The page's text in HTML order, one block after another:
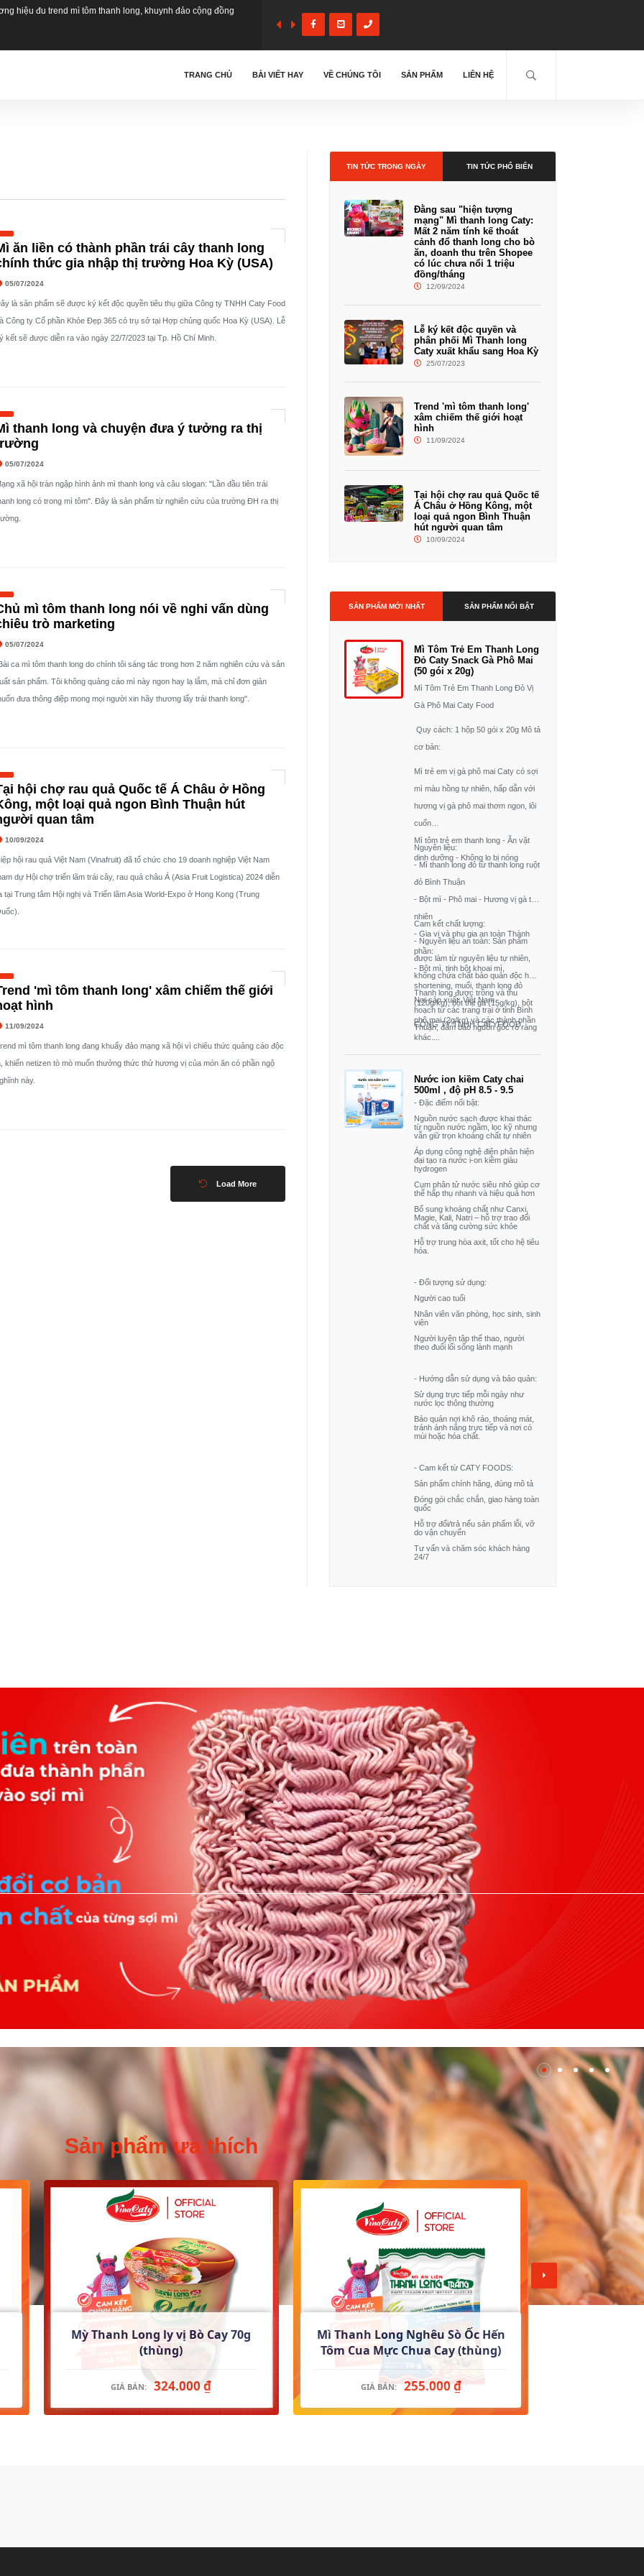
long có trong mì tôm” bất ngờ viral khắp mọi mặt trận
TRANG CHỦ BÀI VIẾT HAY VỀ CHÚNG TÔI SẢN PHẨM LIÊN HỆ
ăn liền có thành phần trái cây thanh long
thức gia nhập thị trường Hoa Kỳ (USA)
05/07/2024
là sản phẩm sẽ được ký kết độc quyền tiêu thụ giữa Công ty TNHH Caty Food
Công ty Cổ phần Khỏe Đẹp 365 có trụ sở tại Hợp chủng quốc Hoa Kỳ (USA). Lễ
kết sẽ được diễn ra vào ngày 22/7/2023 tại Tp. Hồ Chí Minh.
thanh long và chuyện đưa ý tưởng ra thị
05/07/2024
xã hội tràn ngập hình ảnh mì thanh long và câu slogan: "Lần đầu tiên trái
long có trong mì tôm". Đây là sản phẩm từ nghiên cứu của trường ĐH ra thị
mì tôm thanh long nói về nghi vấn dùng
trò marketing
05/07/2024
ca mì tôm thanh long do chính tôi sáng tác trong hơn 2 năm nghiên cứu và sản
sản phẩm. Tôi không quảng cáo mì này ngon hay lạ lắm, mà chỉ đơn giản
đưa thông điệp mong mọi người xin hãy thương lấy trái thanh long".
hội chợ rau quả Quốc tế Á Châu ở Hồng
một loại quả ngon Bình Thuận hút
quan tâm
10/09/2024
hội rau quả Việt Nam (Vinafruit) đã tổ chức cho 19 doanh nghiệp Việt Nam
dự Hội chợ triển lãm trái cây, rau quả châu Á (Asia Fruit Logistica) 2024 diễn
tại Trung tâm Hội nghị và Triển lãm Asia World-Expo ở Hong Kong (Trung
'mì tôm thanh long' xâm chiếm thế giới
hình
11/09/2024
mì tôm thanh long đang khuấy đảo mạng xã hội vì chiêu thức quảng cáo độc
khiến netizen tò mò muốn thưởng thức thử hương vị của món ăn có phần ngộ
này.
Load More
TIN TỨC TRONG NGÀY TIN TỨC PHỔ BIẾN
Đằng sau "hiện tượng
mạng" Mì thanh long Caty:
Mất 2 năm tính kế thoát
cảnh đổ thanh long cho bò
ăn, doanh thu trên Shopee
có lúc chưa nổi 1 triệu
đồng/tháng
12/09/2024
Lễ ký kết độc quyền và
phân phối Mì Thanh long
Caty xuất khẩu sang Hoa Kỳ
25/07/2023
Trend 'mì tôm thanh long'
xâm chiếm thế giới hoạt
hình
11/09/2024
Tại hội chợ rau quả Quốc tế
Á Châu ở Hồng Kông, một
loại quả ngon Bình Thuận
hút người quan tâm
10/09/2024
SẢN PHẨM MỚI NHẤT SẢN PHẨM NỔI BẬT
Mì Tôm Trẻ Em Thanh Long
Đỏ Caty Snack Gà Phô Mai
(50 gói x 20g)
Mì Tôm Trẻ Em Thanh Long Đỏ Vị
Gà Phô Mai Caty Food
Quy cách: 1 hộp 50 gói x 20g Mô tả
cơ bản:
Mì trẻ em vị gà phô mai Caty có sợi
mì màu hồng tự nhiên, hấp dẫn với
hương vị gà phô mai thơm ngon, lôi
cuốn
Mì tôm trẻ em thanh long - Ăn vặt
dinh dưỡng - Không lo bị nóng
Nguyên liệu:
- Mì thanh long đỏ từ thanh long ruột
đỏ Bình Thuận
- Bột mì - Phô mai - Hương vị gà tự
nhiên
- Gia vị và phụ gia an toàn Thành
phần:
- Bột mì, tinh bột khoai mì,
shortening, muối, thanh long đỏ
(120g/kg), bột thịt gà (15g/kg), bột
phô mai (2g/kg) và các thành phần
khác,...
Cam kết chất lượng:
- Nguyên liệu an toàn: Sản phẩm
được làm từ nguyên liệu tự nhiên,
không chứa chất bảo quản độc hại.
Thanh long được trồng và thu
hoạch từ các trang trại ở tỉnh Bình
Thuận, đảm bảo nguồn gốc rõ ràng
long đỏ Caty được nghiên cứu và
phát triển bởi Đại học Công Thương
và Viện Khoa học và Công nghệ,
ứng dụng công nghệ nano để trộn
12% thanh long tươi vào trong sợi
mì, mang lại giá trị dinh dưỡng cao
- Chứng nhận an toàn: Sản phẩm
đạt đầy đủ các chứng nhận an toàn
thực phẩm theo tiêu chuẩn Việt Nam
sức khỏe trẻ em
chứa nhiều vitamin và khoáng chất,
giúp dễ tiêu hóa và tăng cường hệ
miễn dịch cho trẻ Hướng dẫn sử
dụng:
quản: Để nơi khô ráo, thoáng mát
Tránh ánh nắng trực tiếp Hạn sử
dụng: 12 tháng Xuất xứ: Việt Nam
Nơi sản xuất: Việt Nam
CÔNG TY TNHH CATYFOOD
Nước ion kiềm Caty chai
500ml , độ pH 8.5 - 9.5
- Đặc điểm nổi bật:
Nguồn nước sạch được khai thác
từ nguồn nước ngầm, lọc kỹ nhưng
vẫn giữ trọn khoáng chất tự nhiên
Áp dụng công nghệ điện phân hiện
đại tạo ra nước i-on kiềm giàu
hydrogen
Cụm phân tử nước siêu nhỏ giúp cơ
thể hấp thụ nhanh và hiệu quả hơn
Bổ sung khoáng chất như Canxi,
Magie, Kali, Natri – hỗ trợ trao đổi
chất và tăng cường sức khỏe
Hỗ trợ trung hòa axit, tốt cho hệ tiêu
hóa.
- Đối tượng sử dụng:
Người cao tuổi
Nhân viên văn phòng, học sinh, sinh
viên
Người luyện tập thể thao, người
theo đuổi lối sống lành mạnh
- Hướng dẫn sử dụng và bảo quản:
Sử dụng trực tiếp mỗi ngày như
nước lọc thông thường
Bảo quản nơi khô ráo, thoáng mát,
tránh ánh nắng trực tiếp và nơi có
mùi hoặc hóa chất.
- Cam kết từ CATY FOODS:
Sản phẩm chính hãng, đúng mô tả
Đóng gói chắc chắn, giao hàng toàn
quốc
Hỗ trợ đổi/trả nếu sản phẩm lỗi, vỡ
do vận chuyển
Tư vấn và chăm sóc khách hàng
24/7
Sản phẩm ưa thích
Mỳ Thanh Long ly vị Bò Cay 70g
(thùng)
GIÁ BÁN: 324.000 ₫
Mì Thanh Long Nghêu Sò Ốc Hến
Tôm Cua Mực Chua Cay (thùng)
GIÁ BÁN: 255.000 ₫